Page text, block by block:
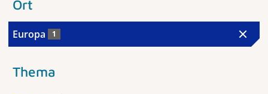
Ort
Europa 1
Thema